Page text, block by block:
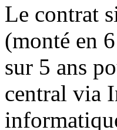
Le contrat
(monté en
sur 5 ans
central via